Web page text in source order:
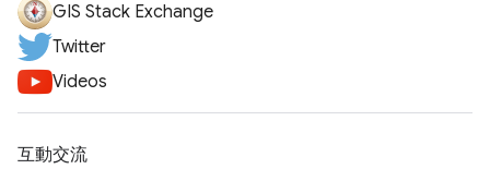
GIS Stack Exchange
Twitter
Videos
互動交流